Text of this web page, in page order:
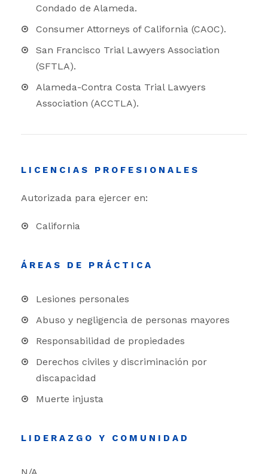
Condado de Alameda.
Consumer Attorneys of California (CAOC).
San Francisco Trial Lawyers Association
(SFTLA).
Alameda-Contra Costa Trial Lawyers
Association (ACCTLA).
LICENCIAS PROFESIONALES
Autorizada para ejercer en:
California
ÁREAS DE PRÁCTICA
Lesiones personales
Abuso y negligencia de personas mayores
Responsabilidad de propiedades
Derechos civiles y discriminación por
discapacidad
Muerte injusta
LIDERAZGO Y COMUNIDAD